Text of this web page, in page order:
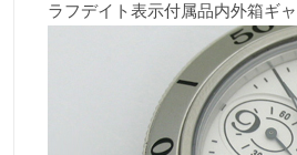
ラフデイト表示付属品内外箱ギ